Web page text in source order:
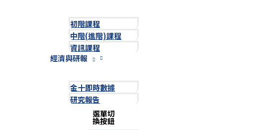
初階課程
中階(進階)課程
資訊課程
經濟與研報
金十即時數據
研究報告
選單切
換按鈕